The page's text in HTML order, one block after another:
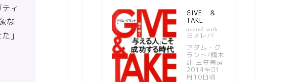
ィ
な
」
GIVE ＆
TAKE
posted with
ヨメレバ
アダム・グ
ラント/楠木
建 三笠書房
2014年01
月10日頃